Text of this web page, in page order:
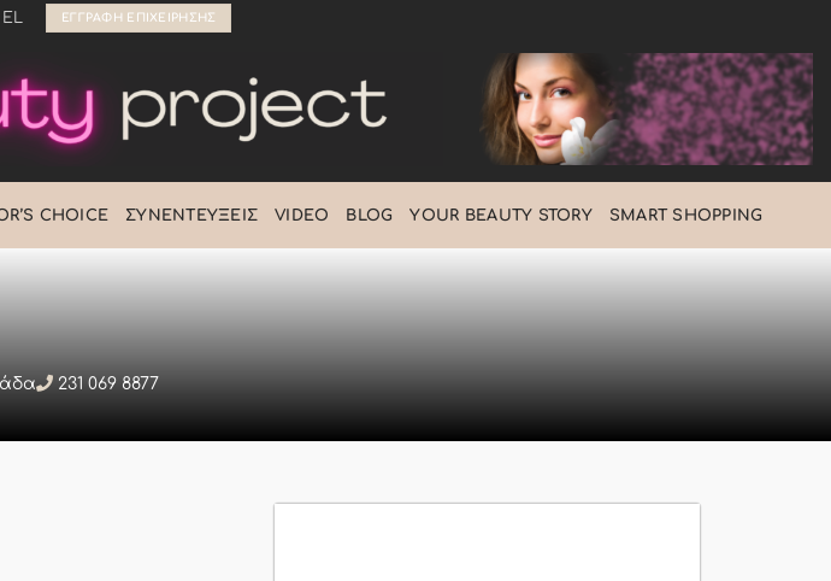
EL ΕΓΓΡΑΦΉ ΕΠΙΧΕΊΡΗΣΗΣ
CHOICE ΣΥΝΕΝΤΕΎΞΕΙΣ VIDEO BLOG ΥOUR BEAUTY STORY SMART SHOPPING
231 069 8877